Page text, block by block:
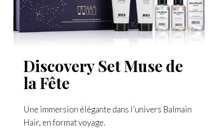
Discovery Set Muse de
la Fête
Une immersion élégante dans l’univers Balmain
Hair, en format voyage.